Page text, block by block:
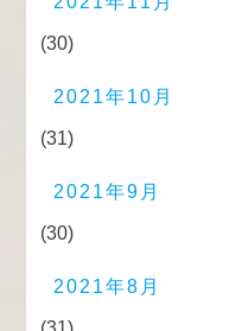
(30)
2021年10月
(31)
2021年9月
(30)
2021年8月